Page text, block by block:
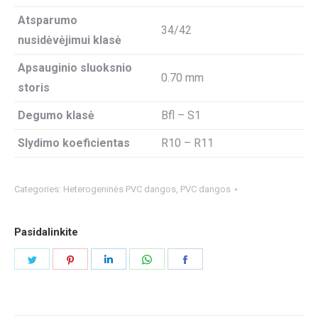
Atsparumo
nusidėvėjimui klasė
34/42
Apsauginio sluoksnio
storis
0.70 mm
Degumo klasė Bfl – S1
Slydimo koeficientas R10 – R11
Categories: Heterogeninės PVC dangos, PVC dangos
Pasidalinkite